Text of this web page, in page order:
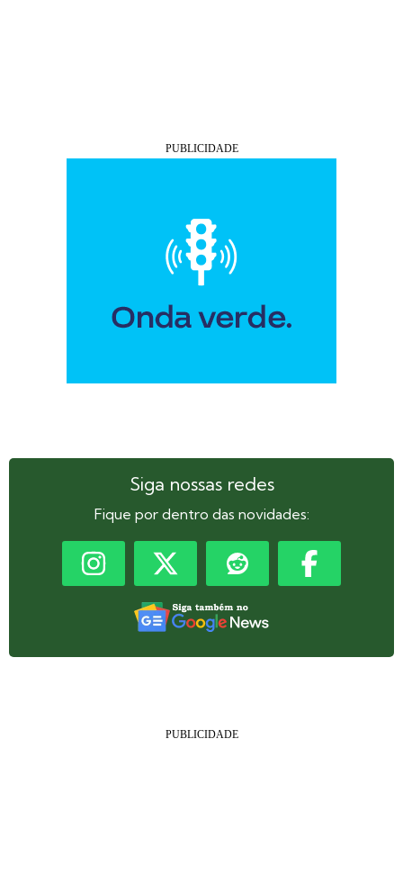
Siga nossas redes
Fique por dentro das novidades: